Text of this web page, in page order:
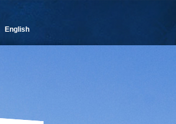
English